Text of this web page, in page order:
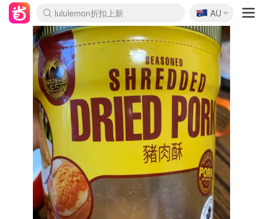
lululemon折扣上新
Sasa美妆护肤3.5折
SSENSE年中2.5折
FreshBeauty好价汇总
Cettire降价+叠9折
WWS Coles超市实拍
viagogo二手票捡漏
Myer折扣汇总
The Outnet奢牌1折起
David Jones 3折起
Flannels大牌1折
Perfumes Club护肤1折
AMIRO面罩$251
Amazon折扣汇总
eToro入金$200送$50
Amazon数码好物
ICONIC本周7.5折
ThedoubleF高奢地板价
Moose Knuckles 6折
EUFY摄像头$98
Selenichast首饰2折
Trip机票酒店促销
YSL送5件彩妆礼
Amazon家居好物
Amazon美妆护肤
雅漾大喷$8
过敏原检测盒$33
科颜氏高保湿面霜$29
SEALIFE海洋馆门票6折
丝塔芙大白罐$16
订阅Newsletter送香薰
Cult Beauty 6.8折
Harrods圣诞日历$525
LN-CC奢牌私促3折
d'Alba空姐喷雾$16
EVE LOM套装£56
Bernardelli独家4折
Adore Beauty 6折起
CT圣诞日历
Mytheresa奢品2.7折
Luxury Escapes 9折
Currentbody美容仪$881
MOON Garden Live
Roborock扫地机$649
Valentino官网5折
CR洗护套装$23
修丽可4件套$159
GANNI官网4.5折
Stylevana韩妆4折
Tessabit高奢8.5折
OGX洗发水$11
Amazon阿德莱德次日达
卡诗8.5折+赠礼
Philips Hue灯具8折
La Mer送8件礼值$529
🇦🇺
AU